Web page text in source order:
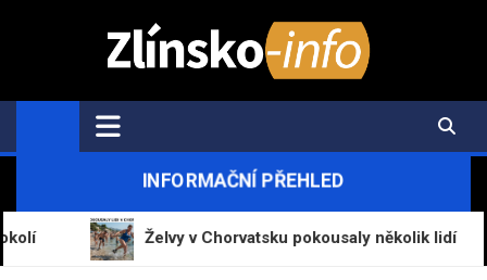
Zlínsko-Info.cz
Aktuální informace z regionu a zpravodajství
INFORMAČNÍ PŘEHLED
Želvy v Chorvatsku pokousaly několik lidí